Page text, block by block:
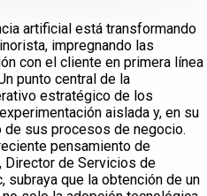
artificial está transformando
impregnando las
con el cliente en primera línea
punto central de la
estratégico de los
aislada y, en su
de sus procesos de negocio.
pensamiento de
Director de Servicios de
que la obtención de un